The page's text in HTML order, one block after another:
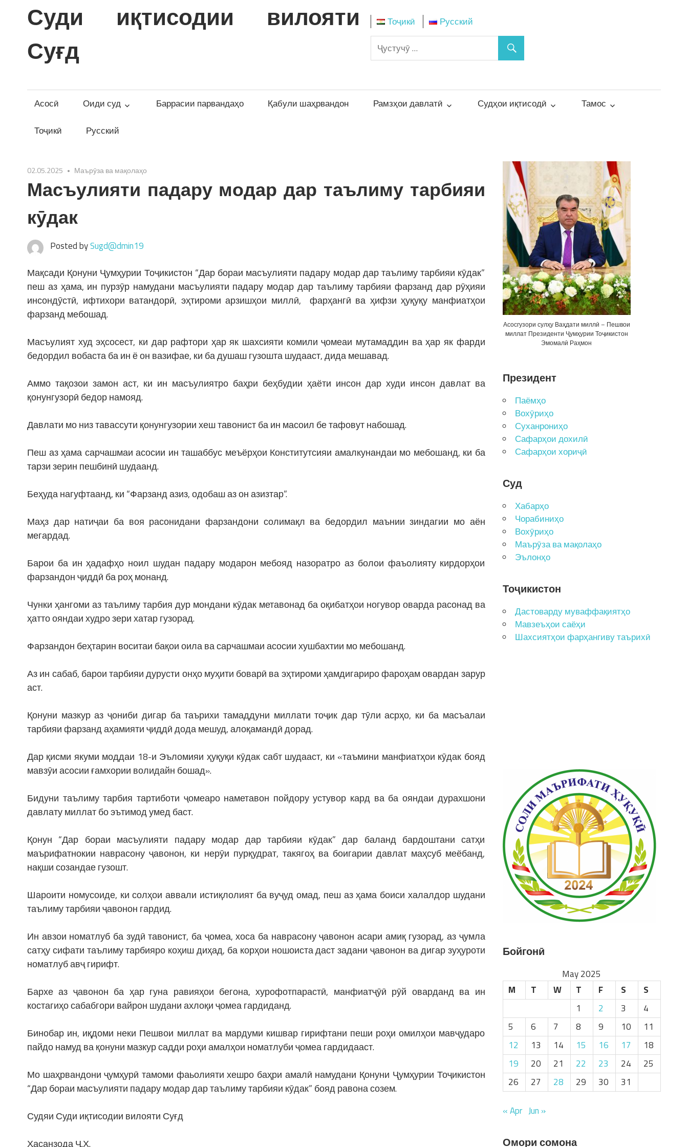
to
content
Суди иқтисодии вилояти
Суғд
Тоҷикӣ Русский
Асосӣ Оиди суд Баррасии парвандаҳо Қабули шаҳрвандон Рамзҳои давлатӣ Судҳои иқтисодӣ Тамос
Тоҷикӣ Русский
02.05.2025 Маърӯза ва мақолаҳо
Масъулияти падару модар дар таълиму тарбияи
кӯдак
Posted bySugd@dmin19
Мақсади Қонуни Ҷумҳурии Тоҷикистон “Дар бораи масъулияти падару модар дар таълиму тарбияи кӯдак”
пеш аз ҳама, ин пурзӯр намудани масъулияти падару модар дар таълиму тарбияи фарзанд дар рӯҳияи
инсондӯстӣ, ифтихори ватандорӣ, эҳтироми арзишҳои миллӣ, фарҳангӣ ва ҳифзи ҳуқуқу манфиатҳои
фарзанд мебошад.
Масъулият худ эҳсосест, ки дар рафтори ҳар як шахсияти комили ҷомеаи мутамаддин ва ҳар як фарди
бедордил вобаста ба ин ё он вазифае, ки ба душаш гузошта шудааст, дида мешавад.
Аммо тақозои замон аст, ки ин масъулиятро баҳри беҳбудии ҳаёти инсон дар худи инсон давлат ва
қонунгузорӣ бедор намояд.
Давлати мо низ тавассути қонунгузории хеш тавонист ба ин масоил бе тафовут набошад.
Пеш аз ҳама сарчашмаи асосии ин ташаббус меъёрҳои Конститутсияи амалкунандаи мо мебошанд, ки ба
тарзи зерин пешбинӣ шудаанд.
Беҳуда нагуфтаанд, ки “Фарзанд азиз, одобаш аз он азизтар”.
Маҳз дар натиҷаи ба воя расонидани фарзандони солимақл ва бедордил маънии зиндагии мо аён
мегардад.
Барои ба ин ҳадафҳо ноил шудан падару модарон мебояд назоратро аз болои фаъолияту кирдорҳои
фарзандон ҷиддӣ ба роҳ монанд.
Чунки ҳангоми аз таълиму тарбия дур мондани кӯдак метавонад ба оқибатҳои ногувор оварда расонад ва
ҳатто ояндаи худро зери хатар гузорад.
Фарзандон беҳтарин воситаи бақои оила ва сарчашмаи асосии хушбахтии мо мебошанд.
Аз ин сабаб, барои тарбияи дурусти онҳо муҳити боварӣ ва эҳтироми ҳамдигариро фароҳам овардан зарур
аст.
Қонуни мазкур аз ҷониби дигар ба таърихи тамаддуни миллати тоҷик дар тӯли асрҳо, ки ба масъалаи
тарбияи фарзанд аҳамияти ҷиддӣ дода мешуд, алоқамандӣ дорад.
Дар қисми якуми моддаи 18-и Эъломияи ҳуқуқи кӯдак сабт шудааст, ки «таъмини манфиатҳои кӯдак бояд
мавзӯи асосии ғамхории волидайн бошад».
Бидуни таълиму тарбия тартиботи ҷомеаро наметавон пойдору устувор кард ва ба ояндаи дурахшони
давлату миллат бо эътимод умед баст.
Қонун “Дар бораи масъулияти падару модар дар тарбияи кӯдак” дар баланд бардоштани сатҳи
маърифатнокии наврасону ҷавонон, ки нерӯи пурқудрат, такягоҳ ва боигарии давлат маҳсуб меёбанд,
нақши созандае гузошт.
Шароити номусоиде, ки солҳои аввали истиқлолият ба вуҷуд омад, пеш аз ҳама боиси халалдор шудани
таълиму тарбияи ҷавонон гардид.
Ин авзои номатлуб ба зудӣ тавонист, ба ҷомеа, хоса ба наврасону ҷавонон асари амиқ гузорад, аз ҷумла
сатҳу сифати таълиму тарбияро коҳиш диҳад, ба корҳои ношоиста даст задани ҷавонон ва дигар зуҳуроти
номатлуб авҷ гирифт.
Бархе аз ҷавонон ба ҳар гуна равияҳои бегона, хурофотпарастӣ, манфиатҷӯӣ рӯй оварданд ва ин
костагиҳо сабабгори вайрон шудани ахлоқи ҷомеа гардиданд.
Бинобар ин, иқдоми неки Пешвои миллат ва мардуми кишвар гирифтани пеши роҳи омилҳои мавҷударо
пайдо намуд ва қонуни мазкур садди роҳи амалҳои номатлуби ҷомеа гардидааст.
Мо шаҳрвандони ҷумҳурӣ тамоми фаьолияти хешро баҳри амалӣ намудани Қонуни Ҷумҳурии Тоҷикистон
“Дар бораи масъулияти падару модар дар таълиму тарбияи кӯдак” бояд равона созем.
Судяи Суди иқтисодии вилояти Суғд
Ҳасанзода Ҷ.Х.
Асосгузори сулҳу Ваҳдати миллӣ – Пешвои
миллат Президенти Ҷумҳурии Тоҷикистон
Эмомалӣ Раҳмон
Президент
Паёмҳо
Вохӯриҳо
Суханрониҳо
Сафарҳои дохилӣ
Сафарҳои хориҷӣ
Суд
Хабарҳо
Чорабиниҳо
Вохӯриҳо
Маърӯза ва мақолаҳо
Эълонҳо
Тоҷикистон
Дастоварду муваффақиятҳо
Мавзеъҳои саёҳи
Шахсиятҳои фарҳангиву таърихӣ
Бойгонӣ
May 2025
M
T W T F S
S
1
2 3
4
5
6 7 8 9 10
11
12
13 14 15 16 17
18
19
20 21 22 23 24
25
26
27 28 29 30 31
« Apr Jun »
Омори сомона